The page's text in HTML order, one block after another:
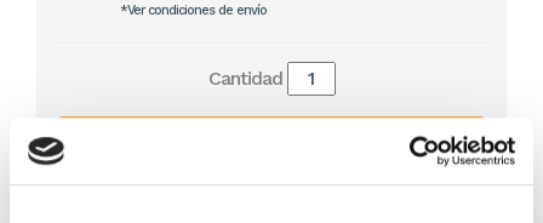
*Ver condiciones de envío
Cantidad
Importante:Envío gratis a Penínsulaen pedidos de + 30€